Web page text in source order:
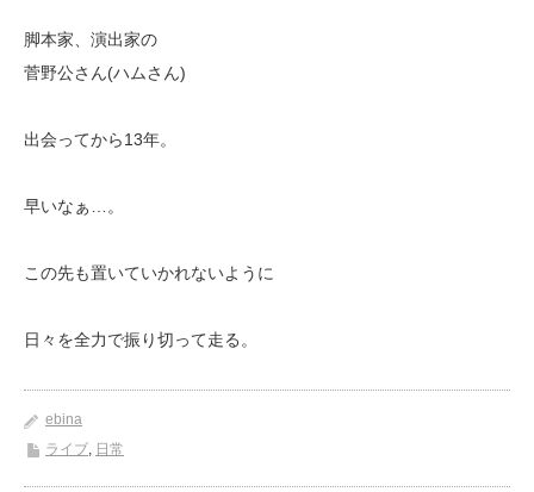
脚本家、演出家の
菅野公さん(ハムさん)
出会ってから13年。
早いなぁ…。
この先も置いていかれないように
日々を全力で振り切って走る。
ebina
ライブ, 日常